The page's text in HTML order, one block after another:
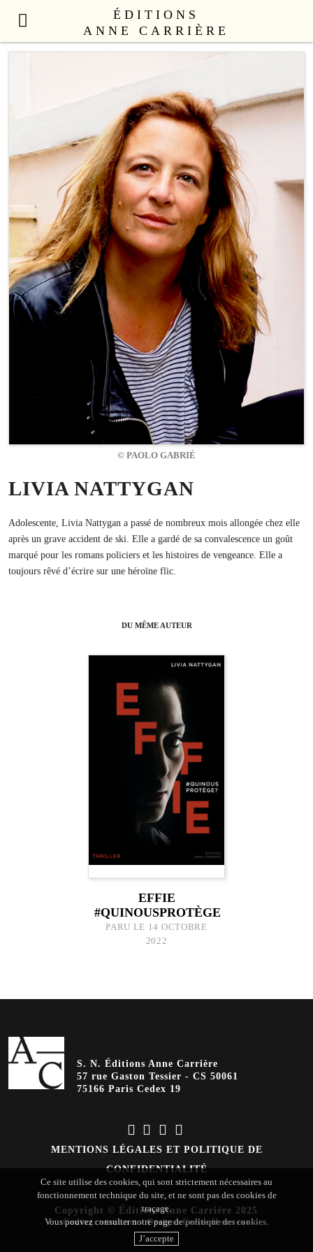
ÉDITIONS
ANNE CARRIÈRE
LITTÉRATURE FRANÇAISE
LITTÉRATURE ÉTRANGÈRE
ANNE CARRIÈRE UNIVERS
SEX APPEAL
CATALOGUE
AUTEURS
LE COLLECTIF
CONTACT
PROFESSIONNELS
© PAOLO GABRIÉ
LIVIA NATTYGAN
Adolescente, Livia Nattygan a passé de nombreux mois allongée chez elle
après un grave accident de ski. Elle a gardé de sa convalescence un goût
marqué pour les romans policiers et les histoires de vengeance. Elle a
toujours rêvé d’écrire sur une héroïne flic.
DU MÊME AUTEUR
EFFIE
#QUINOUSPROTÈGE
PARU LE 14 OCTOBRE
2022
S. N. Éditions Anne Carrière
57 rue Gaston Tessier - CS 50061
75166 Paris Cedex 19
MENTIONS LÉGALES ET POLITIQUE DE
CONFIDENTIALITÉ
Copyright © Éditions Anne Carrière 2025
Coding:verot.net-Design:Cerise Heurteur
Ce site utilise des cookies, qui sont strictement nécessaires au
fonctionnement technique du site, et ne sont pas des cookies de
traçage.
Vous pouvez consulter notre page depolitique des cookies.